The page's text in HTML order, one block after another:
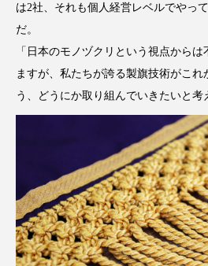
は2社、それも個人経営レベルでやっ
だ。
「日本のモノヅクリという視点から
ますが、私たちが誇る製旗技術がこれ
う、どうにか取り組んでいきたいと考